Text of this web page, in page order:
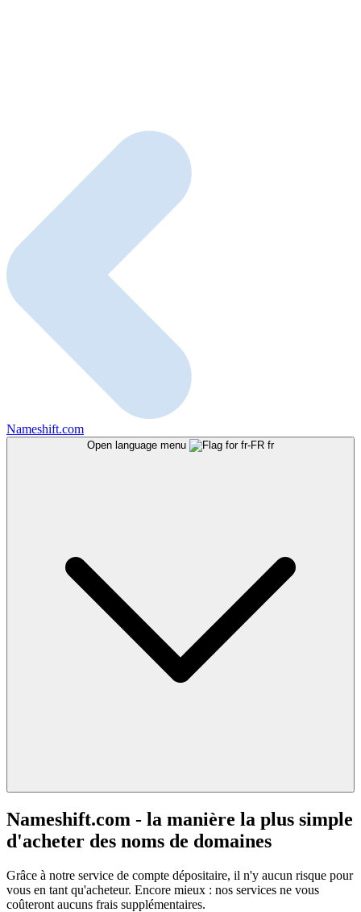
Nameshift.com
Open language menu fr
Nameshift.com - la manière la plus simple
d'acheter des noms de domaines
Grâce à notre service de compte dépositaire, il n'y aucun risque pour
vous en tant qu'acheteur. Encore mieux : nos services ne vous
coûteront aucuns frais supplémentaires.